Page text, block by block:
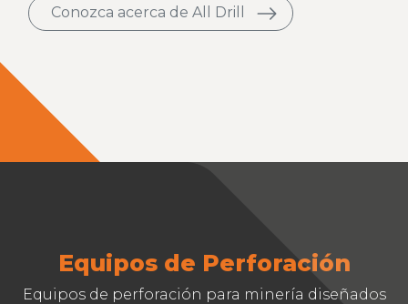
Conozca acerca de All Drill
Equipos de Perforación
Equipos de perforación para minería diseñados